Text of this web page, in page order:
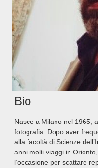
Bio
Nasce a Milano nel 1965;
fotografia. Dopo aver
alla facoltà di Scienze
anni molti viaggi in
l’occasione per scattare